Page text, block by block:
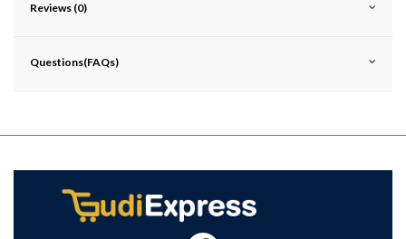
Reviews (0)
Questions(FAQs)